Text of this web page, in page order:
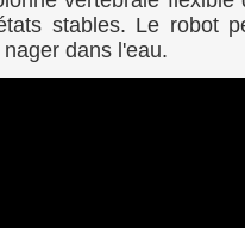
stables. Le robot
dans l'eau.